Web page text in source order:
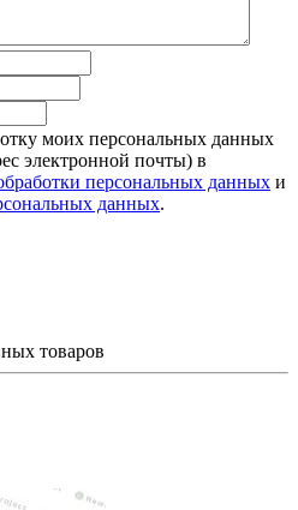
моих персональных данных
электронной почты) в
персональных данных и
данных.
товаров